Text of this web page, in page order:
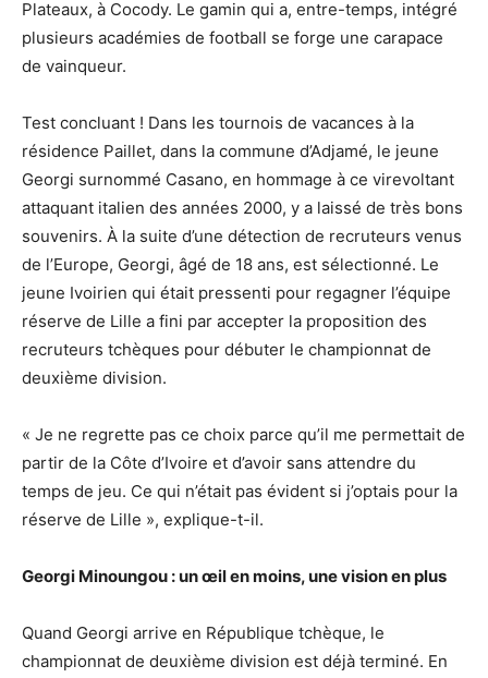
Plateaux, à Cocody. Le gamin qui a, entre-temps, intégré
plusieurs académies de football se forge une carapace
de vainqueur.
Test concluant ! Dans les tournois de vacances à la
résidence Paillet, dans la commune d’Adjamé, le jeune
Georgi surnommé Casano, en hommage à ce virevoltant
attaquant italien des années 2000, y a laissé de très bons
souvenirs. À la suite d’une détection de recruteurs venus
de l’Europe, Georgi, âgé de 18 ans, est sélectionné. Le
jeune Ivoirien qui était pressenti pour regagner l’équipe
réserve de Lille a fini par accepter la proposition des
recruteurs tchèques pour débuter le championnat de
deuxième division.
« Je ne regrette pas ce choix parce qu’il me permettait de
partir de la Côte d’Ivoire et d’avoir sans attendre du
temps de jeu. Ce qui n’était pas évident si j’optais pour la
réserve de Lille », explique-t-il.
Georgi Minoungou : un œil en moins, une vision en plus
Quand Georgi arrive en République tchèque, le
championnat de deuxième division est déjà terminé. En